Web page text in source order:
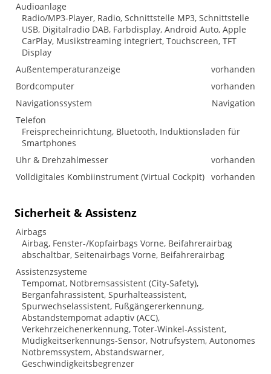
Audioanlage
Radio/MP3-Player, Radio, Schnittstelle MP3, Schnittstelle
USB, Digitalradio DAB, Farbdisplay, Android Auto, Apple
CarPlay, Musikstreaming integriert, Touchscreen, TFT
Display
Außentemperaturanzeige
vorhanden
Bordcomputer
vorhanden
Navigationssystem
Navigation
Telefon
Freisprecheinrichtung, Bluetooth, Induktionsladen für
Smartphones
Uhr & Drehzahlmesser
vorhanden
Volldigitales Kombiinstrument (Virtual Cockpit) vorhanden
Sicherheit & Assistenz
Airbags
Airbag, Fenster-/Kopfairbags Vorne, Beifahrerairbag
abschaltbar, Seitenairbags Vorne, Beifahrerairbag
Assistenzsysteme
Tempomat, Notbremsassistent (City-Safety),
Berganfahrassistent, Spurhalteassistent,
Spurwechselassistent, Fußgängererkennung,
Abstandstempomat adaptiv (ACC),
Verkehrzeichenerkennung, Toter-Winkel-Assistent,
Müdigkeitserkennungs-Sensor, Notrufsystem, Autonomes
Notbremssystem, Abstandswarner,
Geschwindigkeitsbegrenzer